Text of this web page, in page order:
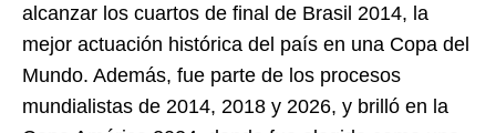
alcanzar los cuartos de final de Brasil 2014, la
mejor actuación histórica del país en una Copa del
Mundo. Además, fue parte de los procesos
mundialistas de 2014, 2018 y 2026, y brilló en la